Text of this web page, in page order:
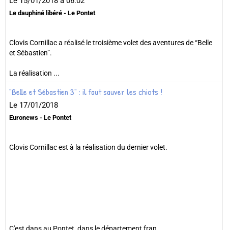
Le dauphiné libéré - Le Pontet
Clovis Cornillac a réalisé le troisième volet des aventures de “Belle
et Sébastien”.
La réalisation ...
"Belle et Sébastien 3" : il faut sauver les chiots !
Le 17/01/2018
Euronews - Le Pontet
Clovis Cornillac est à la réalisation du dernier volet.